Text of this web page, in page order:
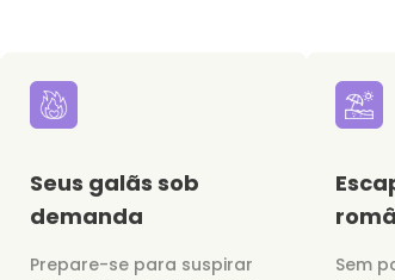
Seus galãs sob
demanda
Prepare-se para suspirar
Sem